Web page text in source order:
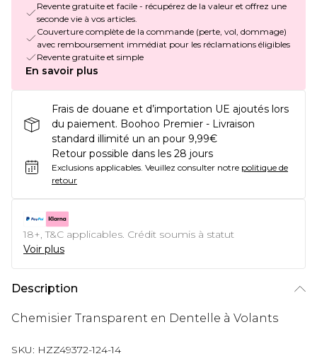
Revente gratuite et facile - récupérez de la valeur et offrez une
seconde vie à vos articles.
Couverture complète de la commande (perte, vol, dommage)
avec remboursement immédiat pour les réclamations éligibles
Revente gratuite et simple
En savoir plus
Frais de douane et d’importation UE ajoutés lors
du paiement. Boohoo Premier - Livraison
standard illimité un an pour 9,99€
Retour possible dans les 28 jours
Exclusions applicables. Veuillez consulter notre politique de
retour
18+, T&C applicables. Crédit soumis à statut
Voir plus
Description
Chemisier Transparent en Dentelle à Volants
SKU: HZZ49372-124-14